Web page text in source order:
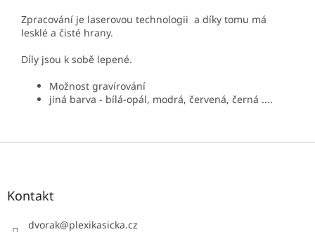
Zpracování je laserovou technologii a díky tomu má
lesklé a čisté hrany.
Díly jsou k sobě lepené.
Možnost gravírování
jiná barva - bílá-opál, modrá, červená, černá ....
Z
Kontakt
dvorak@plexikasicka.cz